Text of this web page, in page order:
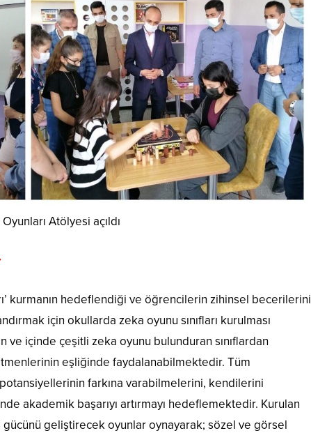
Atölyesi açıldı
kurmanın hedeflendiği ve öğrencilerin zihinsel becerilerini
için okullarda zeka oyunu sınıfları kurulması
ve içinde çeşitli zeka oyunu bulunduran sınıflardan
eşliğinde faydalanabilmektedir. Tüm
farkına varabilmelerini, kendilerini
akademik başarıyı artırmayı hedeflemektedir. Kurulan
gücünü geliştirecek oyunlar oynayarak; sözel ve görsel